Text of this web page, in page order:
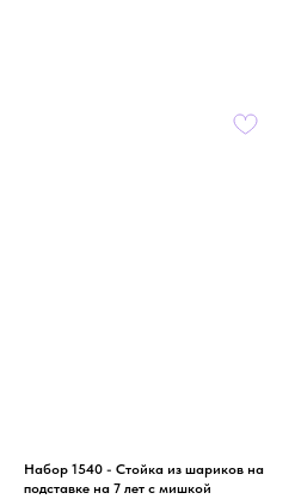
Набор 1540 - Стойка из шариков на
подставке на 7 лет с мишкой